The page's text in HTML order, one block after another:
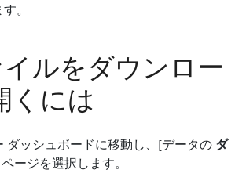
。
ルをダウンロー
くには
ダッシュボードに移動し、[データの ダ
ージを選択します。